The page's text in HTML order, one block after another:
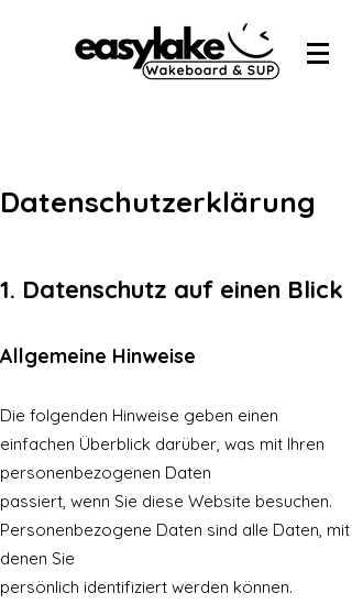
Datenschutzerklärung
1. Datenschutz auf einen Blick
Allgemeine Hinweise
Die folgenden Hinweise geben einen
einfachen Überblick darüber, was mit Ihren
personenbezogenen Daten
passiert, wenn Sie diese Website besuchen.
Personenbezogene Daten sind alle Daten, mit
denen Sie
persönlich identifiziert werden können.